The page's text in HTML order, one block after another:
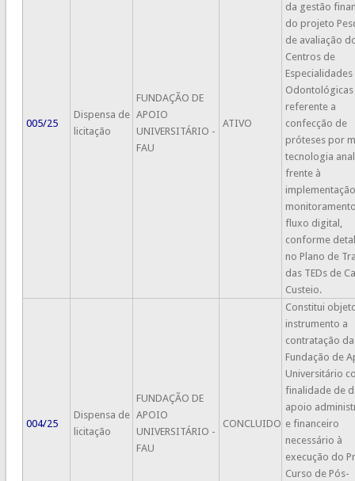
005/25
Dispensa de
licitação
FUNDAÇÃO DE
APOIO
UNIVERSITÁRIO -
FAU
ATIVO
da gestão
do projeto
de avaliação
Centros de
Especialidades
Odontológicas
referente a
confecção de
próteses por
tecnologia
frente à
fluxo digital,
conforme
no Plano de
das TEDs de
Custeio.
004/25
Dispensa de
licitação
FUNDAÇÃO DE
APOIO
UNIVERSITÁRIO -
FAU
CONCLUIDO
Constitui
instrumento a
contratação da
Fundação de
Universitário
finalidade de
apoio
e financeiro
necessário à
execução do
Curso de Pós-